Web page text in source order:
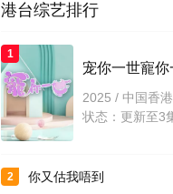
港台综艺排行
1
宠你一世寵你
2025 / 中国香
状态：更新至3
2 你又估我唔到